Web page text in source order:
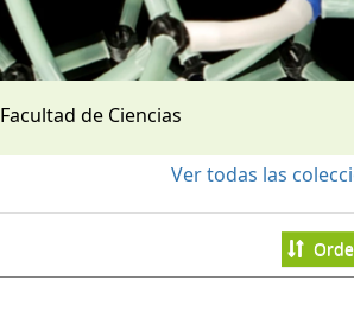
Facultad de Ciencias
Ver todas las